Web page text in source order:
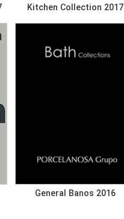
Kitchen Collection 2017
General Banos 2016